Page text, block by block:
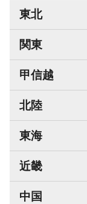
東北
関東
甲信越
北陸
東海
近畿
中国